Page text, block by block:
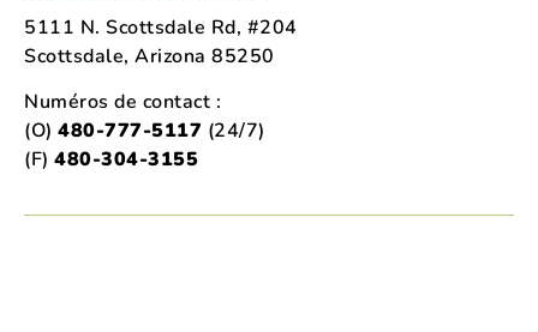
5111 N. Scottsdale Rd, #204
Scottsdale, Arizona 85250
Numéros de contact :
(O) 480-777-5117 (24/7)
(F) 480-304-3155